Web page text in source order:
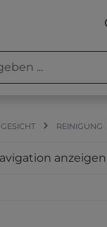
GESICHT REINIGUNG
anzeigen